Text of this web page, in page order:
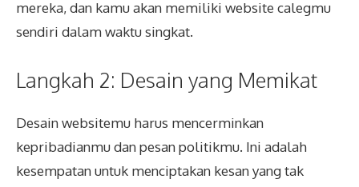
mereka, dan kamu akan memiliki website calegmu
sendiri dalam waktu singkat.
Langkah 2: Desain yang Memikat
Desain websitemu harus mencerminkan
kepribadianmu dan pesan politikmu. Ini adalah
kesempatan untuk menciptakan kesan yang tak